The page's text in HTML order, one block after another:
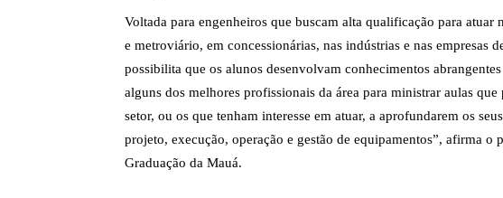
Voltada para engenheiros que buscam alta qualificação para atuar
e metroviário, em concessionárias, nas indústrias e nas empresas
possibilita que os alunos desenvolvam conhecimentos
alguns dos melhores profissionais da área para ministrar aulas
setor, ou os que tenham interesse em atuar, a aprofundarem os
projeto, execução, operação e gestão de equipamentos”, afirma
Graduação da Mauá.